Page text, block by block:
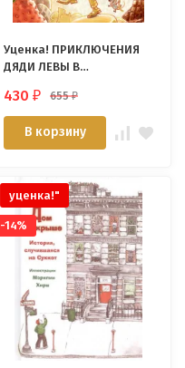
Уценка! ПРИКЛЮЧЕНИЯ
ДЯДИ ЛЕВЫ В
Янец Леви. Часть 3
430₽ 655₽
В корзину
уценка!"
-14%